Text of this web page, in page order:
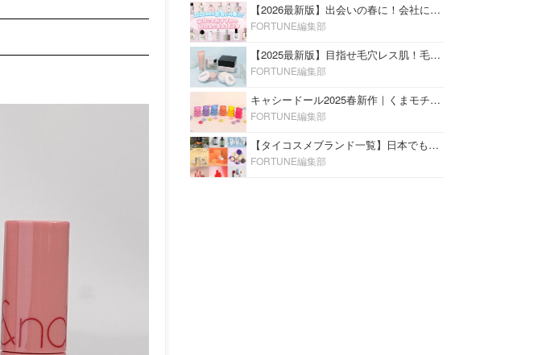
【2026最新版】出会いの春に！会社にもおすすめの好印象な香水14選♡ビジネスの場での香水マナーも
FORTUNE編集部
【2025最新版】目指せ毛穴レス肌！毛穴を埋めて隠す「おすすめ部分用下地＆プライマー」ランキング♡
FORTUNE編集部
キャシードール2025春新作｜くまモチーフのミニリップ「シャイニーベア リップモイスト」をレビュー♡
FORTUNE編集部
【タイコスメブランド一覧】日本でも人気沸騰中の“タイコスメ”ブランド20選！
FORTUNE編集部